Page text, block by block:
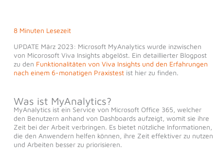
8 Minuten Lesezeit
UPDATE März 2023: Microsoft MyAnalytics wurde inzwischen
von Micorosoft Viva Insights abgelöst. Ein detaillierter Blogpost
zu den Funktionalitäten von Viva Insights und den Erfahrungen
nach einem 6-monatigen Praxistestist hier zu finden.
Was ist MyAnalytics?
MyAnalytics ist ein Service von Microsoft Office 365, welcher
den Benutzern anhand von Dashboards aufzeigt, womit sie ihre
Zeit bei der Arbeit verbringen. Es bietet nützliche Informationen,
die den Anwendern helfen können, ihre Zeit effektiver zu nutzen
und Arbeiten besser zu priorisieren.